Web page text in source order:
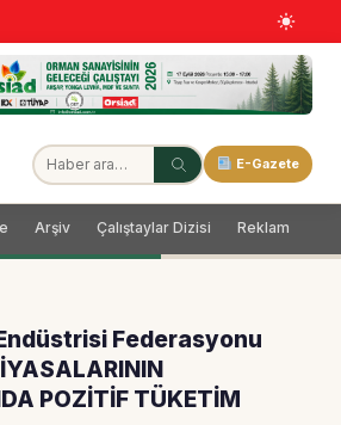
E-Gazete
Arşiv Çalıştaylar Dizisi Reklam
Federasyonu
POZİTİF TÜKETİM